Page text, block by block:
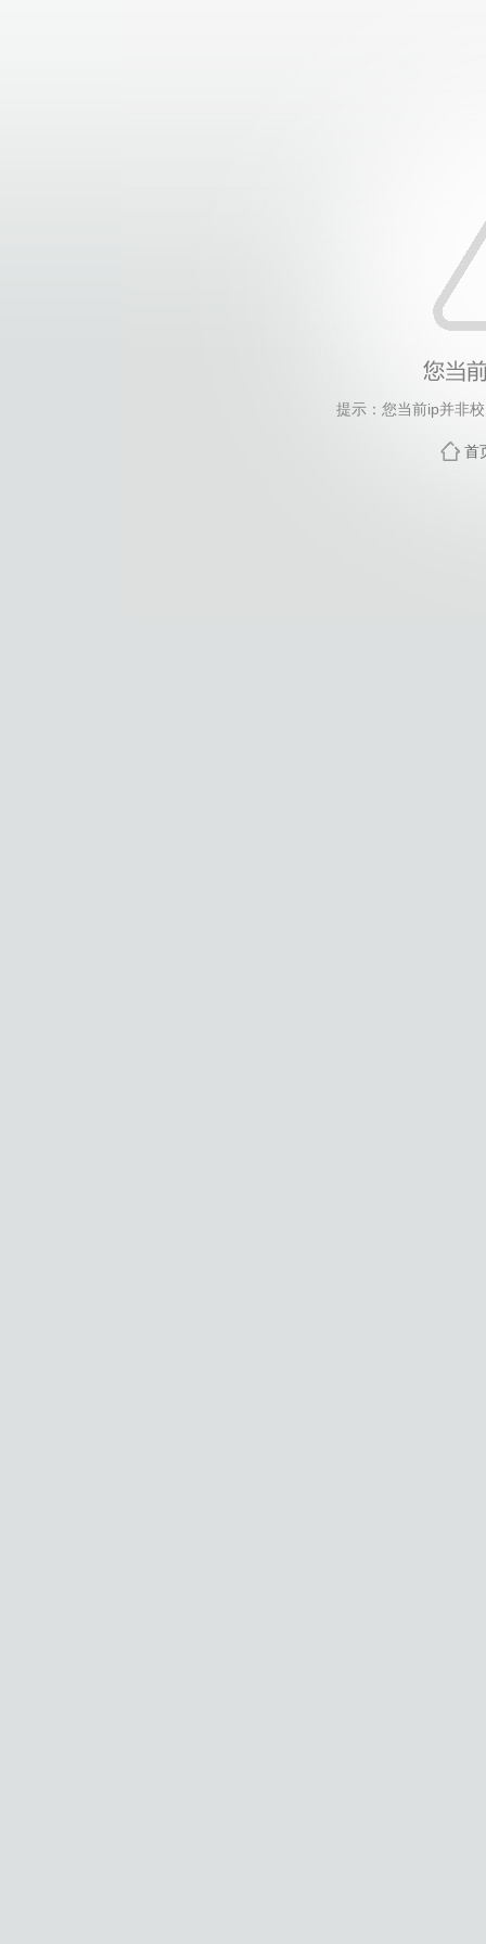
提示：您当前ip并非
首